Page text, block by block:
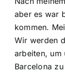
aber es war
kommen.
Wir werden
arbeiten, um
Barcelona